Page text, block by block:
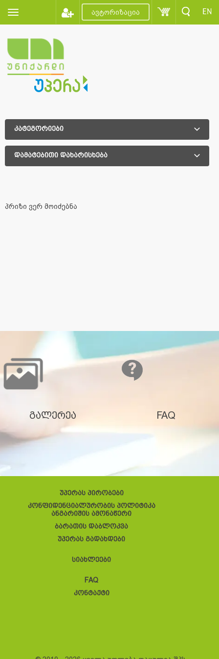
ავტორიზაცია EN
კატეგორიები
დამატებითი დახარისხება
პრიზი ვერ მოიძებნა
გალერეა FAQ
უპერას პირობები
კონფიდენციალურობის პოლიტიკა
ანგარიშის ამონაწერი
ბარათის დაბლოკვა
უპერას გადახდები
სიახლეები
FAQ
კონტაქტი